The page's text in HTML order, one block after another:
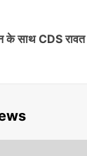
के साथ CDS रावत